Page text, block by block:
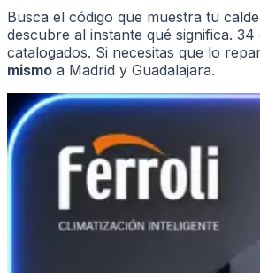
Busca el código que muestra tu
descubre al instante qué significa. 34
catalogados. Si necesitas que lo
mismo a Madrid y Guadalajara.